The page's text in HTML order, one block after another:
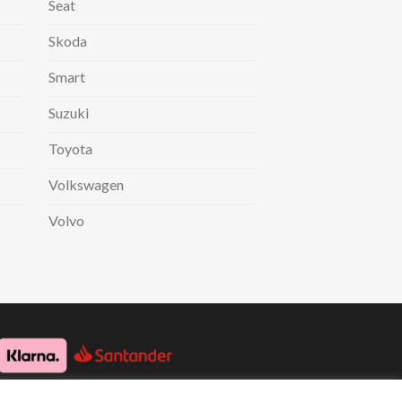
Seat
Skoda
Smart
Suzuki
Toyota
Volkswagen
Volvo